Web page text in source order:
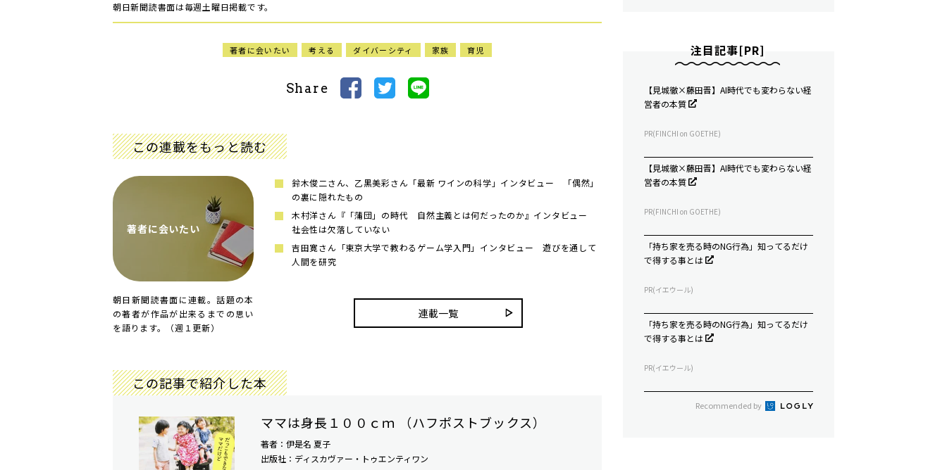
朝日新聞読書面は毎週土曜日掲載です。
著者に会いたい 考える ダイバーシティ 家族 育児
Share
この連載をもっと読む
著者に会いたい
朝日新聞読書面に連載。話題の本
の著者が作品が出来るまでの思い
を語ります。（週１更新）
鈴木俊二さん、乙黒美彩さん「最新 ワインの科学」インタビュー 「偶然」
の裏に隠れたもの
木村洋さん『「蒲団」の時代 自然主義とは何だったのか』インタビュー
社会性は欠落していない
吉田寛さん「東京大学で教わるゲーム学入門」インタビュー 遊びを通して
人間を研究
連載一覧
この記事で紹介した本
ママは身長１００ｃｍ （ハフポストブックス）
著者：伊是名 夏子
出版社：ディスカヴァー・トゥエンティワン
注目記事[PR]
【見城徹×藤田晋】AI時代でも変わらない経
営者の本質
PR(FINCHI on GOETHE)
【見城徹×藤田晋】AI時代でも変わらない経
営者の本質
PR(FINCHI on GOETHE)
「持ち家を売る時のNG行為」知ってるだけ
で得する事とは
PR(イエウール)
「持ち家を売る時のNG行為」知ってるだけ
で得する事とは
PR(イエウール)
Recommended by